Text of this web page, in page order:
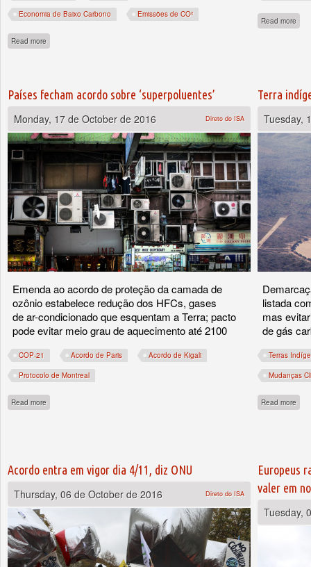
Economia de Baixo Carbono Emissões de CO²
Read more
Read more
Países fecham acordo sobre ‘superpoluentes’
Monday, 17 de October de 2016
Direto do ISA
Emenda ao acordo de proteção da camada de
ozônio estabelece redução dos HFCs, gases
de ar-condicionado que esquentam a Terra; pacto
pode evitar meio grau de aquecimento até 2100
COP-21 Acordo de Paris Acordo de Kigali
Protocolo de Montreal
Read more
Terra
Tuesday,
listada
mas
de gás
Terras
Mudanças
Read more
Acordo entra em vigor dia 4/11, diz ONU
Thursday, 06 de October de 2016
Direto do ISA
Europeus
valer em
Tuesday,